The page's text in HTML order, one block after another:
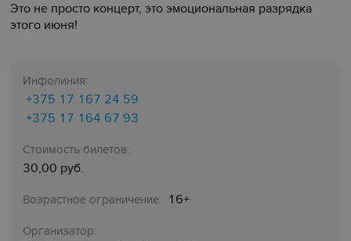
Это не просто концерт, это эмоциональная разрядка
этого июня!
Инфолиния:
+375 17 167 24 59
+375 17 164 67 93
Стоимость билетов:
30,00 руб.
Возрастное ограничение: 16+
Организатор: